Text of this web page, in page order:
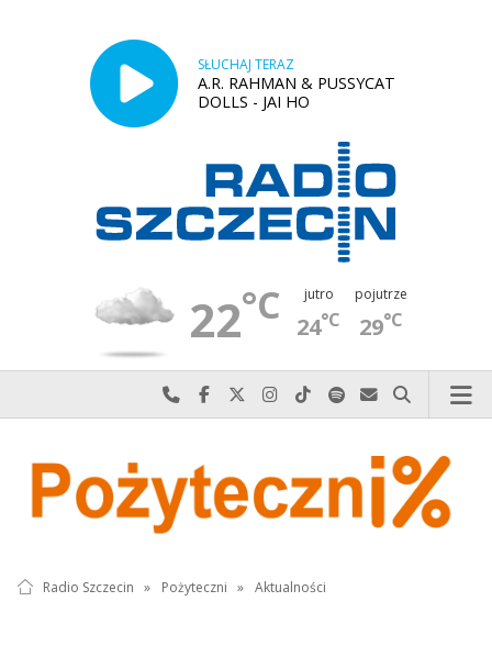
SŁUCHAJ TERAZ
A.R. RAHMAN & PUSSYCAT
DOLLS - JAI HO
22°C jutro
24°C
pojutrze
29°C
Najlepiej po prostu do nas zadzwoń
Odwiedź nas na Facebook-u
Odwiedź nas na X
Odwiedź nas na Instagram-ie
Odwiedź nas na TikTok-u
Szukaj nas na Spotify
Wyślij do nas
Szukaj
Radio Szczecin » Pożyteczni » Aktualności